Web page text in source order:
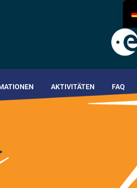
AKTIVITÄTEN FAQ